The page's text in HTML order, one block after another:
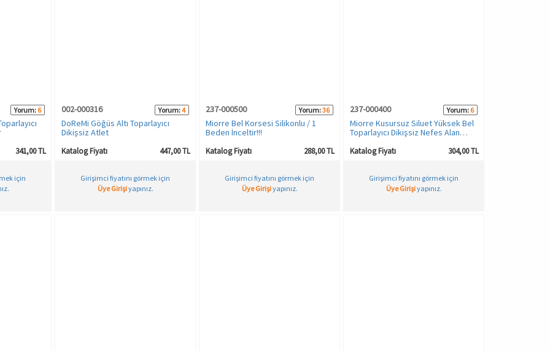
Yorum: 6
341,00 TL
için
002-000316 Yorum:4
DoReMi Göğüs Altı Toparlayıcı
Dikişsiz Atlet
Katalog Fiyatı 447,00 TL
Girişimci fiyatını görmek için
Üye Girişiyapınız.
237-000500 Yorum:36
Miorre Bel Korsesi Silikonlu / 1
Beden İnceltir!!!
Katalog Fiyatı 288,00 TL
Girişimci fiyatını görmek için
Üye Girişiyapınız.
237-000400 Yorum: 6
Miorre Kusursuz Siluet Yüksek Bel
Toparlayıcı Dikişsiz Nefes Alan
Katalog Fiyatı 304,00 TL
Girişimci fiyatını görmek için
Üye Girişiyapınız.